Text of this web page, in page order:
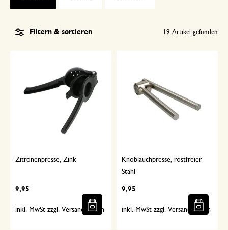
Filtern & sortieren 19 Artikel gefunden
Zitronenpresse, Zink
9,95
inkl. MwSt zzgl. Versandkosten
Knoblauchpresse, rostfreier
Stahl
9,95
inkl. MwSt zzgl. Versandkosten